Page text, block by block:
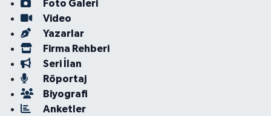
Foto Galeri
Video
Yazarlar
Firma Rehberi
Seri İlan
Röportaj
Biyografi
Anketler